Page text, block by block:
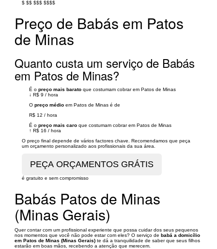
$ $$ $$$ $$$$
Preço de Babás em Patos
de Minas
Quanto custa um serviço de Babás
em Patos de Minas?
É o preço mais barato que costumam cobrar em Patos de Minas
↓ R$ 9 / hora
O preço médio em Patos de Minas é de
R$ 12 / hora
É o preço mais caro que costumam cobrar em Patos de Minas
↑ R$ 16 / hora
O preço final depende de vários factores chave. Recomendamos que peça
um orçamento personalizado aos profissionais da sua área.
é gratuito e sem compromisso
Babás Patos de Minas
(Minas Gerais)
Quer contar com um profissional experiente que possa cuidar dos seus pequenos
nos momentos que você não pode estar com eles? O serviço de babá a domicílio
em Patos de Minas (Minas Gerais) te dá a tranquilidade de saber que seus filhos
estarão em boas mãos, recebendo a atenção que merecem.